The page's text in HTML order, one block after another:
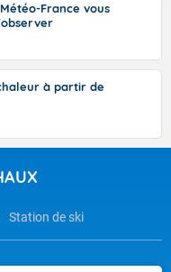
France vous
à partir de
Station de ski